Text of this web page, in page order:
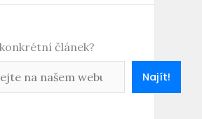
článek?
Najít!